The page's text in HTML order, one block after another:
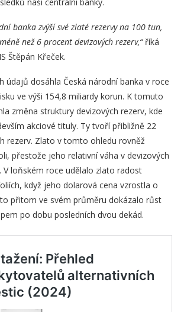
banka zvýší své zlaté rezervy na 100 tun,
než 6 procent devizových rezerv,“ říká
Štěpán Křeček.
údajů dosáhla Česká národní banka v roce
ve výši 154,8 miliardy korun. K tomuto
změna struktury devizových rezerv, kde
akciové tituly. Ty tvoří přibližně 22
rezerv. Zlato v tomto ohledu rovněž
přestože jeho relativní váha v devizových
V loňském roce udělalo zlato radost
když jeho dolarová cena vzrostla o
přitom ve svém průměru dokázalo růst
po dobu posledních dvou dekád.